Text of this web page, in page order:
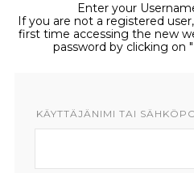
Enter your
If you are not a registered user,
first time accessing the new
password by clicking on
KÄYTTÄJÄNIMI TAI